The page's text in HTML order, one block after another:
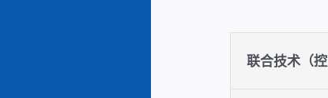
联合技术（